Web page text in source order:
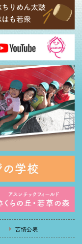
苦情公表